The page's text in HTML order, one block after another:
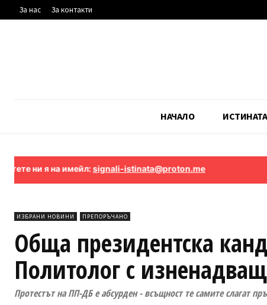
За нас За контакти
НАЧАЛО
имейл:signali-istinata@proton.me
ИЗБРАНИ НОВИНИ ПРЕПОРЪЧАНО
Обща президентска
Политолог с
Протестът на ПП-ДБ е абсурден - всъщност те самите слагат